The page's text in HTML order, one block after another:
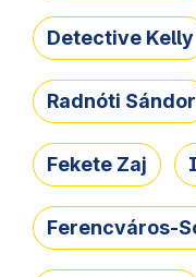
Detective Kelly
Radnóti Sándor
Fekete Zaj
Ferencváros-